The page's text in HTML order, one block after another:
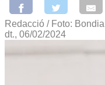
Redacció / Foto: Bondia
dt., 06/02/2024